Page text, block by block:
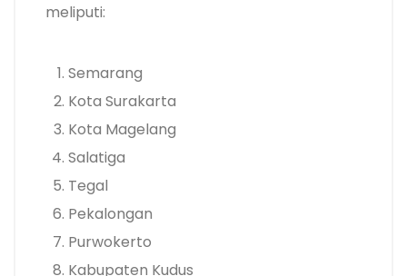
meliputi:
Semarang
Kota Surakarta
Kota Magelang
Salatiga
Tegal
Pekalongan
Purwokerto
Kabupaten Kudus